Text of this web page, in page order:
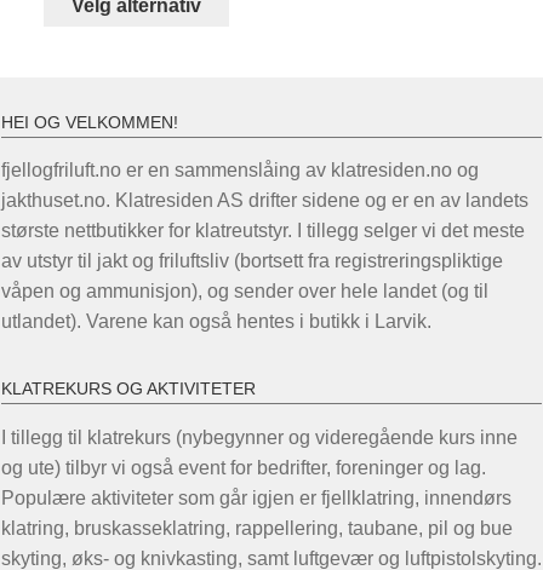
Velg alternativ
Alternativene
kan
velges
på
produktsiden
HEI OG VELKOMMEN!
fjellogfriluft.no er en sammenslåing av klatresiden.no og
jakthuset.no. Klatresiden AS drifter sidene og er en av landets
største nettbutikker for klatreutstyr. I tillegg selger vi det meste
av utstyr til jakt og friluftsliv (bortsett fra registreringspliktige
våpen og ammunisjon), og sender over hele landet (og til
utlandet). Varene kan også hentes i butikk i Larvik.
KLATREKURS OG AKTIVITETER
I tillegg til klatrekurs (nybegynner og videregående kurs inne
og ute) tilbyr vi også event for bedrifter, foreninger og lag.
Populære aktiviteter som går igjen er fjellklatring, innendørs
klatring, bruskasseklatring, rappellering, taubane, pil og bue
skyting, øks- og knivkasting, samt luftgevær og luftpistolskyting.